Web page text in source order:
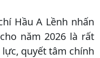
Hầu A Lềnh nhấn
năm 2026 là rất
quyết tâm chính